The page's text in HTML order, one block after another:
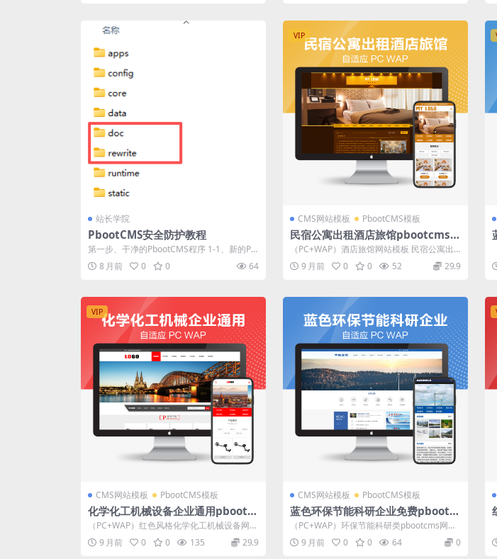
站长学院
PbootCMS安全防护教程
第一步、干净的PbootCMS程序 1-1、新的Pb
ootCMS程序 Pboot...
8 月前 0 0 64
VIP
CMS网站模板 PbootCMS模板
民宿公寓出租酒店旅馆pbootcmsx
网站源码模板下载
（PC+WAP）酒店旅馆网站模板 民宿公寓出
租网站源码下载 pbootcms内核...
9 月前 0 0 52 29.9
VIP
CMS网站模板 PbootCMS模板
化学化工机械设备企业通用pbootc
ms网站模板源码下载
（PC+WAP）红色风格化学化工机械设备网站
模板 企业通用网站源码下载 pboo...
9 月前 0 0 135 29.9
CMS网站模板 PbootCMS模板
蓝色环保节能科研企业免费pbootc
ms网站模板源码下载
（PC+WAP）环保节能科研类pbootcms网站
模板 蓝色环保企业网站源码下载...
9 月前 0 0 64 0